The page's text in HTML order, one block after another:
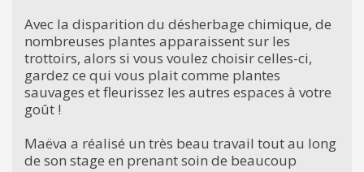
Avec la disparition du désherbage chimique, de
nombreuses plantes apparaissent sur les
trottoirs, alors si vous voulez choisir celles-ci,
gardez ce qui vous plait comme plantes
sauvages et fleurissez les autres espaces à votre
goût !
Maëva a réalisé un très beau travail tout au long
de son stage en prenant soin de beaucoup